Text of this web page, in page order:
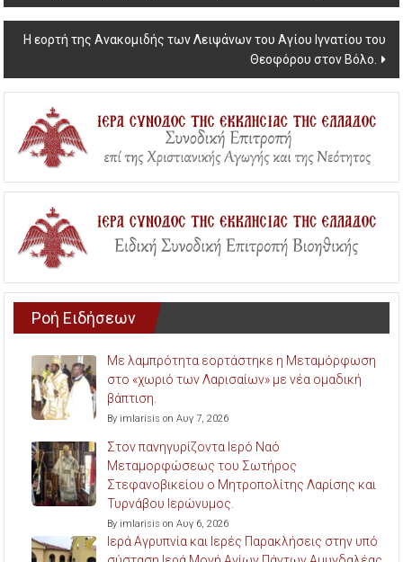
navigation
Η εορτή της Ανακομιδής των Λειψάνων του Αγίου Ιγνατίου του
Θεοφόρου στον Βόλο.
Ροή Ειδήσεων
Με λαμπρότητα εορτάστηκε η Μεταμόρφωση
στο «χωριό των Λαρισαίων» με νέα ομαδική
βάπτιση.
By imlarisis on Αυγ 7, 2026
Στον πανηγυρίζοντα Ιερό Ναό
Μεταμορφώσεως του Σωτήρος
Στεφανοβικείου ο Μητροπολίτης Λαρίσης και
Τυρνάβου Ιερώνυμος.
By imlarisis on Αυγ 6, 2026
Ιερά Αγρυπνία και Ιερές Παρακλήσεις στην υπό